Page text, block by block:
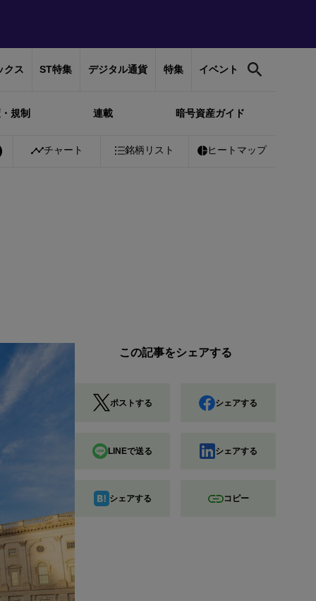
クス ST特集 デジタル通貨 特集 イベント
規制 連載 暗号資産ガイド
Bitcoin ￥10,210,120-0.47% Ethereum ￥302,254
チャート 銘柄リスト ヒートマップ
この記事をシェアする
ポストする シェアする
LINEで送る シェアする
シェアする コピー